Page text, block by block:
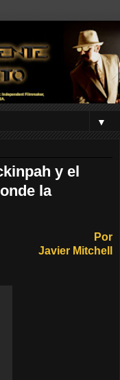
▼
y el
la
Por
Javier Mitchell